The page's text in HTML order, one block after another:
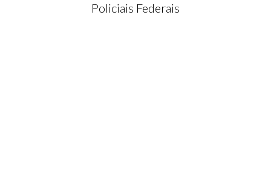
Policiais Federais